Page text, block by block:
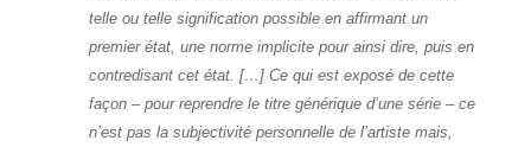
telle ou telle signification possible en affirmant un
premier état, une norme implicite pour ainsi dire, puis en
contredisant cet état. […] Ce qui est exposé de cette
façon – pour reprendre le titre générique d’une série – ce
n’est pas la subjectivité personnelle de l’artiste mais,